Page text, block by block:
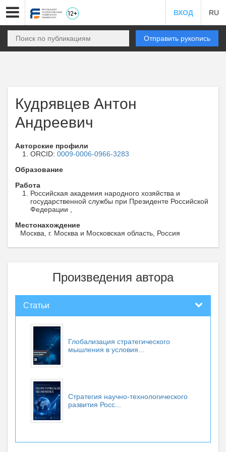
ВХОД RU
Отправить рукопись
Кудрявцев Антон
Андреевич
Авторские профили
ORCID: 0009-0006-0966-3283
Образование
Работа
Российская академия народного хозяйства и
государственной службы при Президенте Российской
Федерации ,
Местонахождение
Москва, г. Москва и Московская область, Россия
Произведения автора
Статьи
Глобализация стратегического
мышления в условия...
Стратегия научно-технологического
развития Росс...